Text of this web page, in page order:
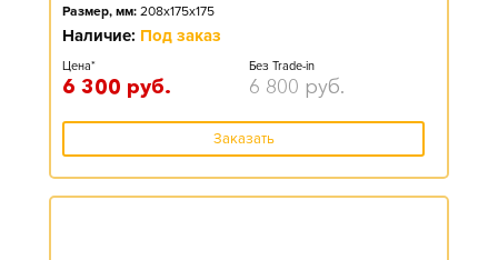
Размер, мм: 208x175x175
Наличие: Под заказ
Цена*
6 300 руб.
Без Trade-in
6 800 руб.
Заказать